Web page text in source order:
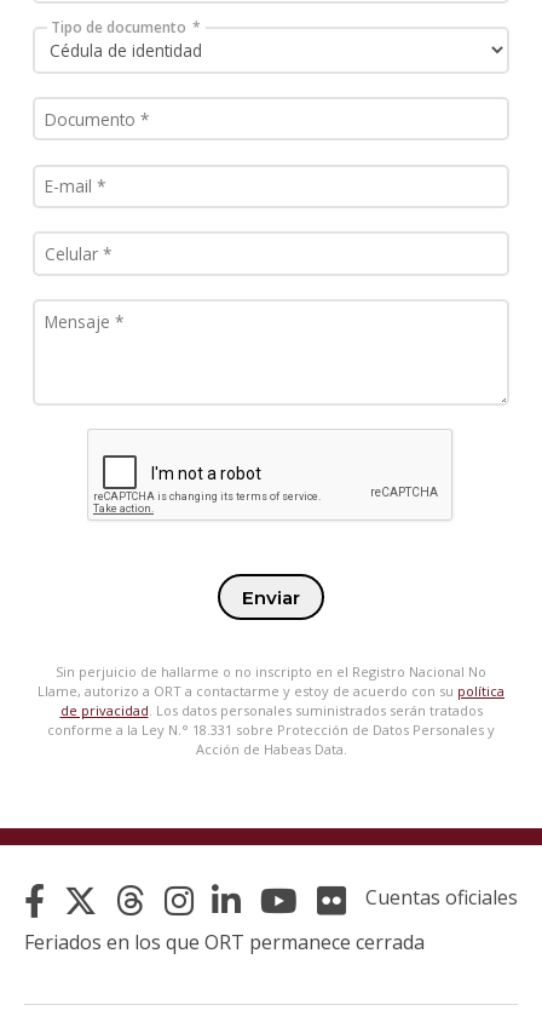
Tipo de documento
Enviar
Sin perjuicio de hallarme o no inscripto en el Registro Nacional No
Llame, autorizo a ORT a contactarme y estoy de acuerdo con su política
de privacidad. Los datos personales suministrados serán tratados
conforme a la Ley N.° 18.331 sobre Protección de Datos Personales y
Acción de Habeas Data.
Cuentas oficiales
Feriados en los que ORT permanece cerrada